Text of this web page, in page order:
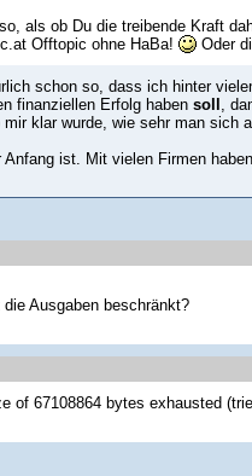
als ob Du die treibende Kraft
Offtopic ohne HaBa!
Oder
schon so, dass ich hinter
finanziellen Erfolg haben soll ,
klar wurde, wie sehr man
ist. Mit vielen Firmen
Ausgaben beschränkt?
of 67108864 bytes exhausted